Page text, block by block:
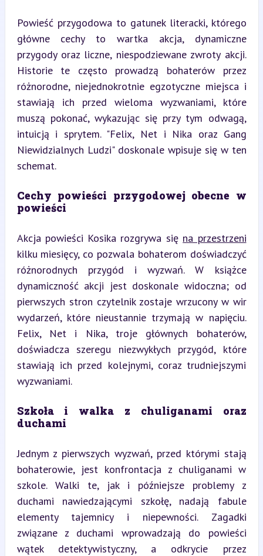
Powieść przygodowa to gatunek literacki, którego
główne cechy to wartka akcja, dynamiczne
przygody oraz liczne, niespodziewane zwroty akcji.
Historie te często prowadzą bohaterów przez
różnorodne, niejednokrotnie egzotyczne miejsca i
stawiają ich przed wieloma wyzwaniami, które
muszą pokonać, wykazując się przy tym odwagą,
intuicją i sprytem. "Felix, Net i Nika oraz Gang
Niewidzialnych Ludzi" doskonale wpisuje się w ten
schemat.
Cechy powieści przygodowej obecne w
powieści
Akcja powieści Kosika rozgrywa się na przestrzeni
kilku miesięcy, co pozwala bohaterom doświadczyć
różnorodnych przygód i wyzwań. W książce
dynamiczność akcji jest doskonale widoczna; od
pierwszych stron czytelnik zostaje wrzucony w wir
wydarzeń, które nieustannie trzymają w napięciu.
Felix, Net i Nika, troje głównych bohaterów,
doświadcza szeregu niezwykłych przygód, które
stawiają ich przed kolejnymi, coraz trudniejszymi
wyzwaniami.
Szkoła i walka z chuliganami oraz
duchami
Jednym z pierwszych wyzwań, przed którymi stają
bohaterowie, jest konfrontacja z chuliganami w
szkole. Walki te, jak i późniejsze problemy z
duchami nawiedzającymi szkołę, nadają fabule
elementy tajemnicy i niepewności. Zagadki
związane z duchami wprowadzają do powieści
wątek detektywistyczny, a odkrycie przez